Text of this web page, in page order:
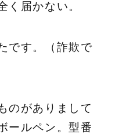
く届かない。
です。（詐欺で
のがありまして
ールペン。型番